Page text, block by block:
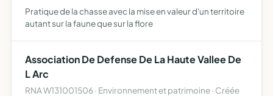
Pratique de la chasse avec la mise en valeur d'un territoire
autant sur la faune que sur la flore
Association De Defense De La Haute Vallee De
L Arc
RNA W131001506 · Environnement et patrimoine · Créée